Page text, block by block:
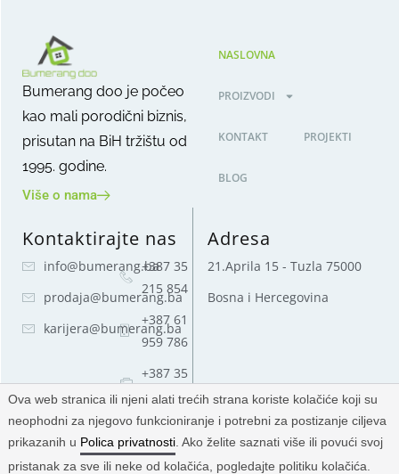
Bumerang doo je počeo
kao mali porodični biznis,
prisutan na BiH tržištu od
1995. godine.
Više o nama
NASLOVNA
PROIZVODI
KONTAKT PROJEKTI
BLOG
Kontaktirajte nas
info@bumerang.ba
prodaja@bumerang.ba
karijera@bumerang.ba
+387 35
215 854
+387 61
959 786
+387 35
215 854
Adresa
21.Aprila 15 - Tuzla 75000
Bosna i Hercegovina
© 2025 — Bumerang d.o.o. | Sva prava zadržana.
Ova web stranica ili njeni alati trećih strana koriste kolačiće koji su
neophodni za njegovo funkcioniranje i potrebni za postizanje ciljeva
prikazanih u Polica privatnosti . Ako želite saznati više ili povući svoj
pristanak za sve ili neke od kolačića, pogledajte politiku kolačića.